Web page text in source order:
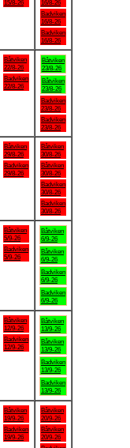
15/8-26
16/8-26
Badviken
16/8-26
Badviken
16/8-26
Båtviken
22/8-26
Badviken
22/8-26
Båtviken
23/8-26
Båtviken
23/8-26
Badviken
23/8-26
Badviken
23/8-26
Båtviken
29/8-26
Badviken
29/8-26
Båtviken
30/8-26
Båtviken
30/8-26
Badviken
30/8-26
Badviken
30/8-26
Båtviken
5/9-26
Badviken
5/9-26
Båtviken
6/9-26
Båtviken
6/9-26
Badviken
6/9-26
Badviken
6/9-26
Båtviken
12/9-26
Badviken
12/9-26
Båtviken
13/9-26
Båtviken
13/9-26
Badviken
13/9-26
Badviken
13/9-26
Båtviken
19/9-26
Badviken
19/9-26
Båtviken
20/9-26
Båtviken
20/9-26